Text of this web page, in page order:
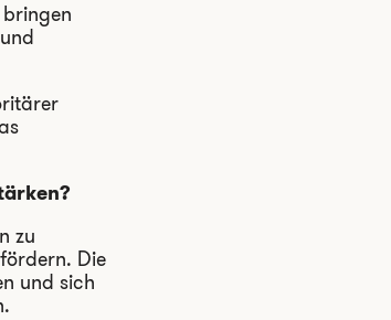
zu
Die
und sich